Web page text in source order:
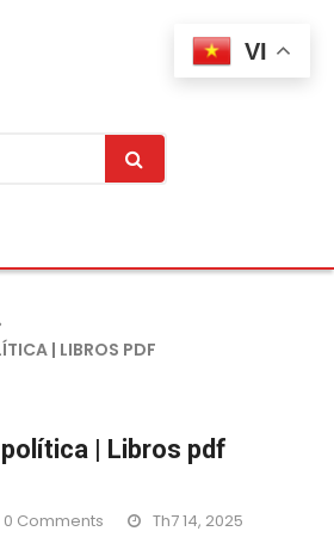
| LIBROS PDF
| Libros pdf
0 Comments Th7 14, 2025
VI